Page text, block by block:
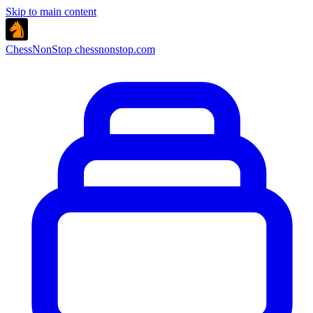
Skip to main content
ChessNonStop chessnonstop.com